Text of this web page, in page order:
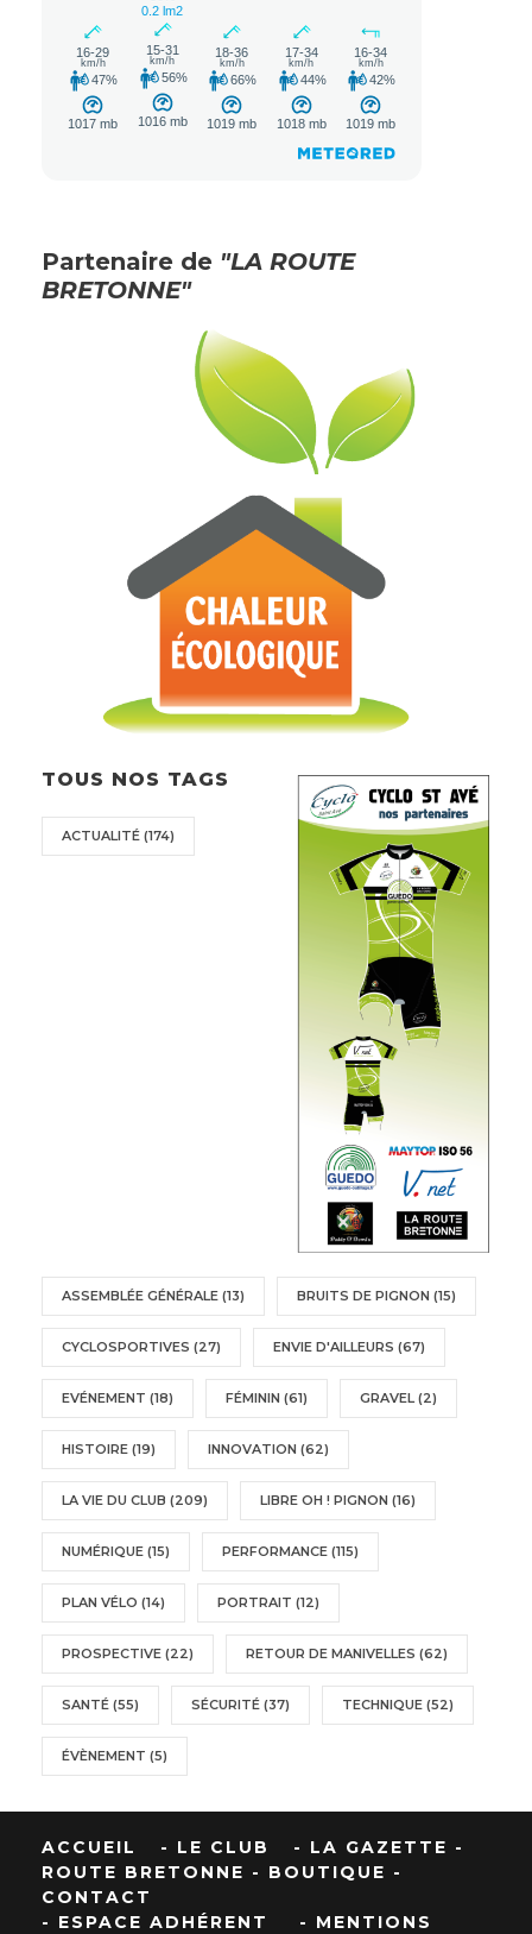
Partenaire de "LA ROUTE
BRETONNE"
TOUS NOS TAGS
ACTUALITÉ (174)
ASSEMBLÉE GÉNÉRALE (13) BRUITS DE PIGNON (15)
CYCLOSPORTIVES (27) ENVIE D'AILLEURS (67)
EVÉNEMENT (18) FÉMININ (61) GRAVEL (2)
HISTOIRE (19) INNOVATION (62)
LA VIE DU CLUB (209) LIBRE OH ! PIGNON (16)
NUMÉRIQUE (15) PERFORMANCE (115)
PLAN VÉLO (14) PORTRAIT (12)
PROSPECTIVE (22) RETOUR DE MANIVELLES (62)
SANTÉ (55) SÉCURITÉ (37) TECHNIQUE (52)
ÉVÈNEMENT (5)
ACCUEIL - LE CLUB - LA GAZETTE -
ROUTE BRETONNE - BOUTIQUE -
CONTACT
- ESPACE ADHÉRENT
- MENTIONS